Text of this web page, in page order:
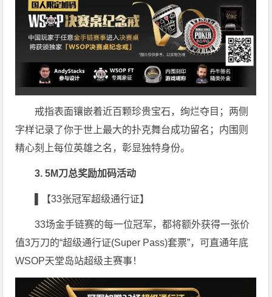
戒指表面镶嵌着近百颗珍贵宝石，绚烂夺目；两侧
字样记录了你于世上最大的扑克舞台成功留名；内围则
精心刻上每位英雄之名，彰显独特身份。
3. 5M刀总奖励加码活动
▌【33张冠军超级通行证】
33场金手链赛的每一位冠军，都将额外获得一张价
值3万刀的“超级通行证(Super Pass)套票”，可直通年底
WSOP天堂岛站超级主赛事！